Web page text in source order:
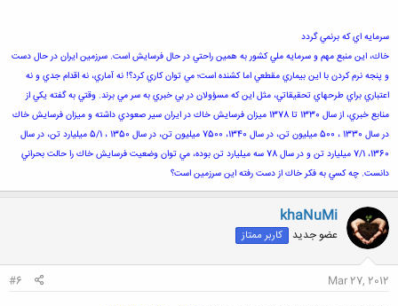
سرمايه اي كه برنمي گردد
خاك، اين منبع مهم و سرمايه ملي كشور به همين راحتي در حال فرسايش است. سرزمين ايران در حال دست
و پنجه نرم كردن با اين بيماري مقطعي اما كشنده است؛ مي توان كاري كرد؟! نه آماري، نه اقدام جدي و نه
اعتباري براي طرحهاي تحقيقاتي، مثل اين كه مسؤولان در بي خبري به سر مي برند. وقتي به گفته يكي از
منابع خبري، از سال 1330 تا 1378 ميزان فرسايش خاك در ايران سير صعودي داشته و ميزان فرسايش خاك
در سال 1330 ، 500 ميليون تن، در سال 1340، 7500 ميليون تن، در سال 1350 ، 5/1 ميليارد تن، در سال
1360، 7/1 ميليارد تن و در سال 78 سه ميليارد تن بوده، مي توان وضعيت فرسايش خاك را حالت بحراني
دانست. چه كسي به فكر خاك از دست رفته اين سرزمين است؟
khaNuMi
عضو جدید کاربر ممتاز
Mar 27, 2012
#6